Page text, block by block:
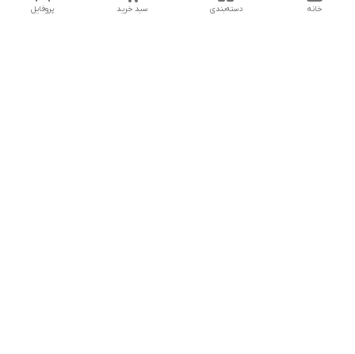
پروفایل سبد خرید دسته‌بندی خانه